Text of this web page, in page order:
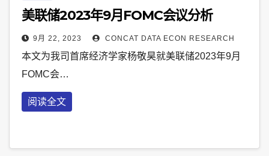
美联储2023年9月FOMC会议分析
9月 22, 2023 CONCAT DATA ECON RESEARCH
本文为我司首席经济学家杨敬昊就美联储2023年9月
FOMC会…
阅读全文